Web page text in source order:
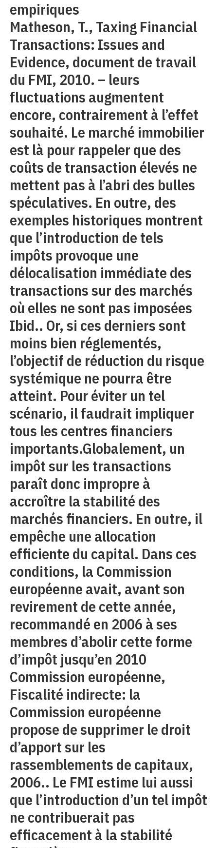
empiriques
Matheson, T., Taxing Financial
Transactions: Issues and
Evidence, document de travail
du FMI, 2010. – leurs
fluctuations augmentent
encore, contrairement à l’effet
souhaité. Le marché immobilier
est là pour rappeler que des
coûts de transaction élevés ne
mettent pas à l’abri des bulles
spéculatives. En outre, des
exemples historiques montrent
que l’introduction de tels
impôts provoque une
délocalisation immédiate des
transactions sur des marchés
où elles ne sont pas imposées
Ibid.. Or, si ces derniers sont
moins bien réglementés,
l’objectif de réduction du risque
systémique ne pourra être
atteint. Pour éviter un tel
scénario, il faudrait impliquer
tous les centres financiers
importants.Globalement, un
impôt sur les transactions
paraît donc impropre à
accroître la stabilité des
marchés financiers. En outre, il
empêche une allocation
efficiente du capital. Dans ces
conditions, la Commission
européenne avait, avant son
revirement de cette année,
recommandé en 2006 à ses
membres d’abolir cette forme
d’impôt jusqu’en 2010
Commission européenne,
Fiscalité indirecte: la
Commission européenne
propose de supprimer le droit
d’apport sur les
rassemblements de capitaux,
2006.. Le FMI estime lui aussi
que l’introduction d’un tel impôt
ne contribuerait pas
efficacement à la stabilité